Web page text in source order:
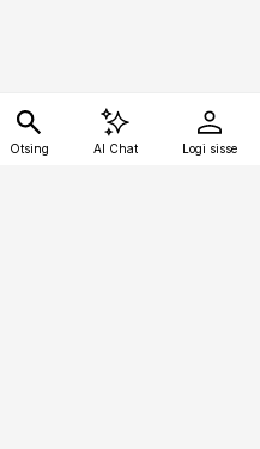
Otsing AI Chat Logi sisse